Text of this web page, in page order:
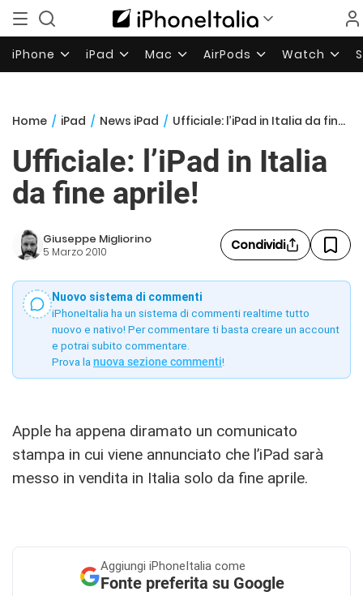
iPhone iPad Mac AirPods Watch
Home / iPad / News iPad / Ufficiale: l’iPad in Italia da fine aprile!
Ufficiale: l’iPad in Italia
da fine aprile!
Giuseppe Migliorino
5 Marzo 2010 Condividi
Nuovo sistema di commenti
iPhoneItalia ha un sistema di commenti realtime tutto
nuovo e nativo! Per commentare ti basta creare un account
e potrai subito commentare.
Prova la nuova sezione commenti!
Apple ha appena diramato un comunicato
stampa in cui viene annunciato che l’iPad sarà
messo in vendita in Italia solo da fine aprile.
Aggiungi iPhoneItalia come
Fonte preferita su Google